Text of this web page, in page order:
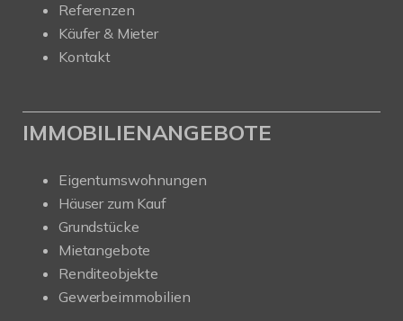
Referenzen
Käufer & Mieter
Kontakt
IMMOBILIENANGEBOTE
Eigentumswohnungen
Häuser zum Kauf
Grundstücke
Mietangebote
Renditeobjekte
Gewerbeimmobilien